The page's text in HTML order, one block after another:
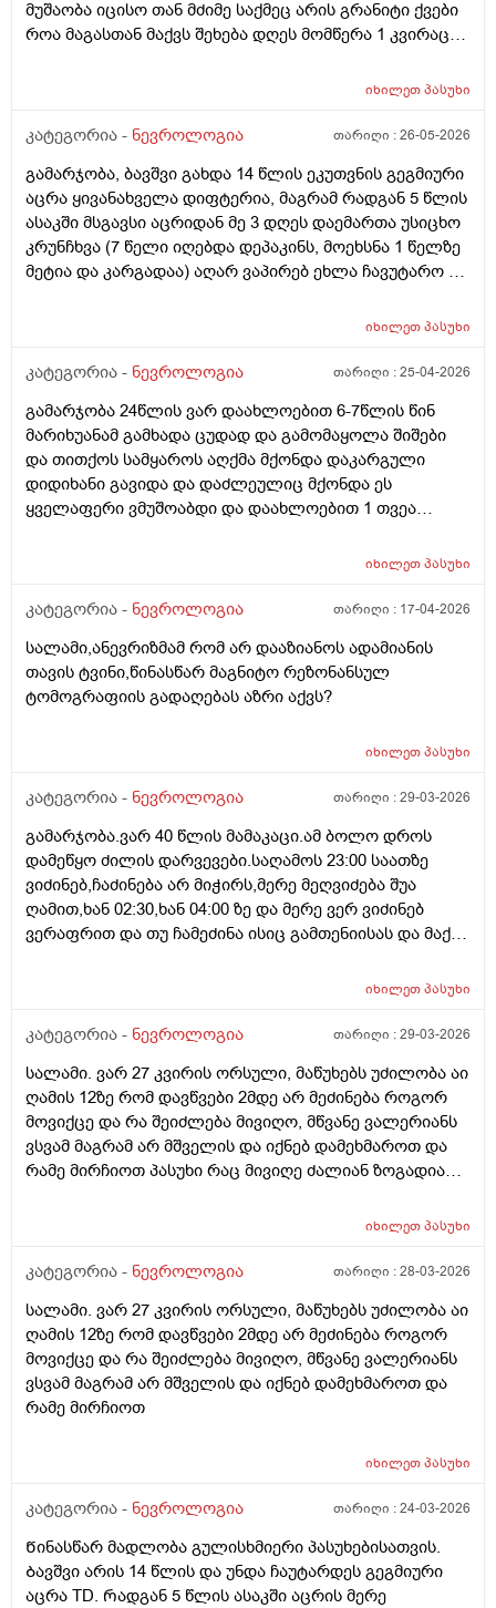
მუშაობა იცისო თან მძიმე საქმეც არის გრანიტი ქვები
როა მაგასთან მაქვს შეხება დღეს მომწერა 1 კვირაც
გადამივლის? სხვა სიპტომები არმაქვს მხოლოდ
დასვენება კი მქონდა მარა ბოლომდის არგდამიარა
მიჭერს და ძირითადად უფრო თავის შუა და წინა
მხარეს მტკივა თქვენ რას იტყვით რა არის მიზეზი
იხილეთპასუხი
კატეგორია - ნევროლოგია თარიღი :26-05-2026
გამარჯობა, ბავშვი გახდა 14 წლის ეკუთვნის გეგმიური
აცრა ყივანახველა დიფტერია, მაგრამ რადგან 5 წლის
ასაკში მსგავსი აცრიდან მე 3 დღეს დაემართა უსიცხო
კრუნჩხვა (7 წელი იღებდა დეპაკინს, მოეხსნა 1 წელზე
მეტია და კარგადაა) აღარ ვაპირებ ეხლა ჩავუტარო ეს
არაა პრობლემაო მაგრამ მაინც ვშიშობ. Თუ საჭირო
იხილეთპასუხი
კატეგორია - ნევროლოგია თარიღი :25-04-2026
გამარჯობა 24წლის ვარ დაახლოებით 6-7წლის წინ
მარიხუანამ გამხადა ცუდად და გამომაყოლა შიშები
და თითქოს სამყაროს აღქმა მქონდა დაკარგული
დიდიხანი გავიდა და დაძლეულიც მქონდა ეს
ყველაფერი ვმუშოაბდი და დაახლოებით 1 თვეა
თითქოს სამყაროს აღქმა მაქვს დაკარგული ხმაურშიც
ყველაფერი თითქოს გიჟდები, ექიმთანახ ვიყავი
სამყაროს აღქმა მაინც ისევ ისეა იქნებ რჩევა მომცეთ
ან ხოარ გამძაფრდება უფრო მადლობა წინასწარ
იხილეთპასუხი
კატეგორია - ნევროლოგია თარიღი : 17-04-2026
სალამი,ანევრიზმამ რომ არ დააზიანოს ადამიანის
თავის ტვინი,წინასწარ მაგნიტო რეზონანსულ
ტომოგრაფიის გადაღებას აზრი აქვს?
იხილეთპასუხი
კატეგორია - ნევროლოგია თარიღი :29-03-2026
გამარჯობა.ვარ 40 წლის მამაკაცი.ამ ბოლო დროს
დამეწყო ძილის დარვევები.საღამოს 23:00 საათზე
ვიძინებ,ჩაძინება არ მიჭირს,მერე მეღვიძება შუა
ღამით,ხან 02:30,ხან 04:00 ზე და მერე ვერ ვიძინებ
ვერაფრით და თუ ჩამეძინა ისიც გამთენიისას და მაქვს
მელატონინის მიღება 3 მგ ამივლაბი. მომცა კარგი
ზე.მივიღე 10 დღე და შემდეგ მე-11 დღეს გამოვტოვე
და 1 დღე გამოვტოვე და ისევ დამერღვა ძილის
რეჟიმი. რამდენი დღე შეიძლება მელატონინის მიღება
უწყვეტად? ან დოზა ხომ არ შევამცირო ნახევარი
ტაბლეტი რომ დავლიო.არ მინდა მთლად ამ
ტაბლეტებს მივეჩვიო.რას მირჩევთ?
იხილეთპასუხი
კატეგორია - ნევროლოგია თარიღი :29-03-2026
სალამი. ვარ 27 კვირის ორსული, მაწუხებს უძილობა აი
ღამის 12ზე რომ დავწვები 2მდე არ მეძინება როგორ
მოვიქცე და რა შეიძლება მივიღო, მწვანე ვალერიანს
ვსვამ მაგრამ არ მშველის და იქნებ დამეხმაროთ და
რამე მირჩიოთ პასუხი რაც მივიღე ძალიან ზოგადია
ვაკეთებ კიდეც სხვა რამე მირჩიეთ როგორ
მარტივად!!! არმინდა ზოგადი რაღაცეები რაც ისედაც
იხილეთპასუხი
კატეგორია - ნევროლოგია თარიღი :28-03-2026
სალამი. ვარ 27 კვირის ორსული, მაწუხებს უძილობა აი
ღამის 12ზე რომ დავწვები 2მდე არ მეძინება როგორ
მოვიქცე და რა შეიძლება მივიღო, მწვანე ვალერიანს
ვსვამ მაგრამ არ მშველის და იქნებ დამეხმაროთ და
რამე მირჩიოთ
იხილეთპასუხი
კატეგორია - ნევროლოგია თარიღი :24-03-2026
Წინასწარ მადლობა გულისხმიერი პასუხებისათვის.
Ბავშვი არის 14 წლის და უნდა ჩაუტარდეს გეგმიური
აცრა TD. Რადგან 5 წლის ასაკში აცრის მერე